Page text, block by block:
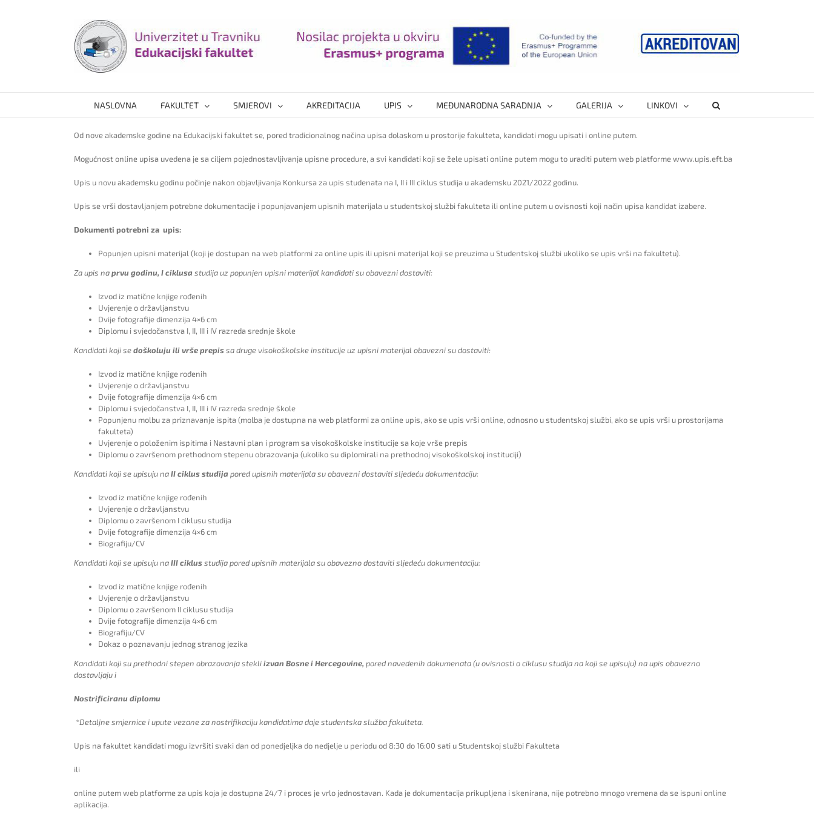
NASLOVNA FAKULTET SMJEROVI AKREDITACIJA UPIS MEĐUNARODNA SARADNJA GALERIJA LINKOVI
Od nove akademske godine na Edukacijski fakultet se, pored tradicionalnog načina upisa dolaskom u prostorije fakulteta, kandidati mogu upisati i online putem.
Mogućnost online upisa uvedena je sa ciljem pojednostavljivanja upisne procedure, a svi kandidati koji se žele upisati online putem mogu to uraditi putem web platforme www.upis.eft.ba
Upis u novu akademsku godinu počinje nakon objavljivanja Konkursa za upis studenata na I, II i III ciklus studija u akademsku 2021/2022 godinu.
Upis se vrši dostavljanjem potrebne dokumentacije i popunjavanjem upisnih materijala u studentskoj službi fakulteta ili online putem u ovisnosti koji način upisa kandidat izabere.
Dokumenti potrebni za upis:
Popunjen upisni materijal (koji je dostupan na web platformi za online upis ili upisni materijal koji se preuzima u Studentskoj službi ukoliko se upis vrši na fakultetu).
Za upis naprvu godinu, I ciklusastudija uz popunjen upisni materijal kandidati su obavezni dostaviti:
Izvod iz matične knjige rođenih
Uvjerenje o državljanstvu
Dvije fotografije dimenzija 4×6 cm
Diplomu i svjedočanstva I, II, III i IV razreda srednje škole
Kandidati koji sedoškoluju ili vrše prepissa druge visokoškolske institucije uz upisni materijal obavezni su dostaviti:
Izvod iz matične knjige rođenih
Uvjerenje o državljanstvu
Dvije fotografije dimenzija 4×6 cm
Diplomu i svjedočanstva I, II, III i IV razreda srednje škole
Popunjenu molbu za priznavanje ispita (molba je dostupna na web platformi za online upis, ako se upis vrši online, odnosno u studentskoj službi, ako se upis vrši u prostorijama
fakulteta)
Uvjerenje o položenim ispitima i Nastavni plan i program sa visokoškolske institucije sa koje vrše prepis
Diplomu o završenom prethodnom stepenu obrazovanja (ukoliko su diplomirali na prethodnoj visokoškolskoj instituciji)
Kandidati koji se upisuju naII ciklus studijapored upisnih materijala su obavezni dostaviti sljedeću dokumentaciju:
Izvod iz matične knjige rođenih
Uvjerenje o državljanstvu
Diplomu o završenom I ciklusu studija
Dvije fotografije dimenzija 4×6 cm
Biografiju/CV
Kandidati koji se upisuju naIII ciklusstudija pored upisnih materijala su obavezno dostaviti sljedeću dokumentaciju:
Izvod iz matične knjige rođenih
Uvjerenje o državljanstvu
Diplomu o završenom II ciklusu studija
Dvije fotografije dimenzija 4×6 cm
Biografiju/CV
Dokaz o poznavanju jednog stranog jezika
Kandidati koji su prethodni stepen obrazovanja stekliizvan Bosne i Hercegovine, pored navedenih dokumenata (u ovisnosti o ciklusu studija na koji se upisuju) na upis obavezno
dostavljaju i
Nostrificiranu diplomu
*Detaljne smjernice i upute vezane za nostrifikaciju kandidatima daje studentska služba fakulteta.
Upis na fakultet kandidati mogu izvršiti svaki dan od ponedjeljka do nedjelje u periodu od 8:30 do 16:00 sati u Studentskoj službi Fakulteta
ili
online putem web platforme za upis koja je dostupna 24/7 i proces je vrlo jednostavan. Kada je dokumentacija prikupljena i skenirana, nije potrebno mnogo vremena da se ispuni online
aplikacija.